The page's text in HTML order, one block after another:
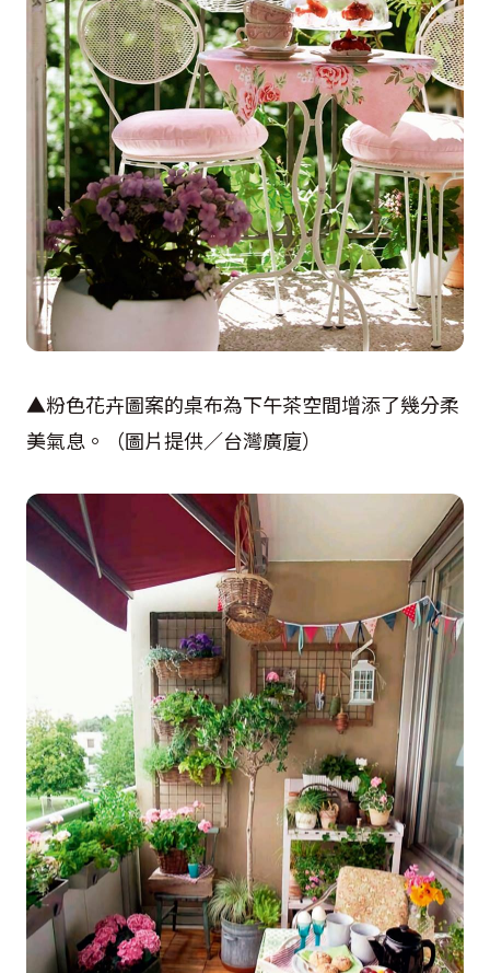
▲粉色花卉圖案的桌布為下午茶空間增添了幾分柔
美氣息。（圖片提供／台灣廣廈）